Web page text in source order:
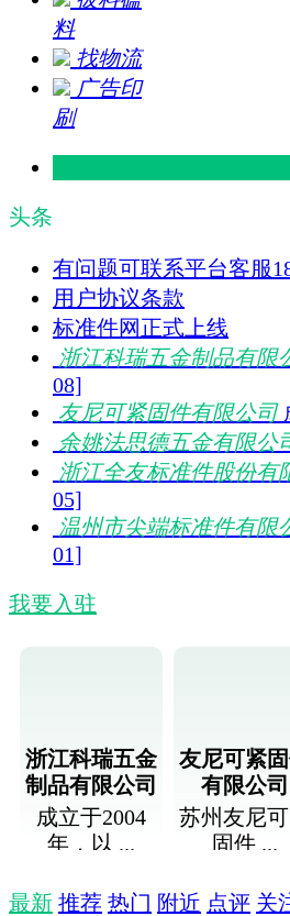
料
找物流
广告印
刷
头条
有问题可联系平台客服
用户协议条款
标准件网正式上线
浙江科瑞五金制品有限
08]
友尼可紧固件有限公司
余姚法思德五金有限公
浙江全友标准件股份有
05]
温州市尖端标准件有限
01]
我要入驻
浙江科瑞五金
制品有限公司
成立于2004
年，以 ...
友尼可紧
有限公司
苏州友尼
固件 ...
最新 推荐 热门 附近 点评 关